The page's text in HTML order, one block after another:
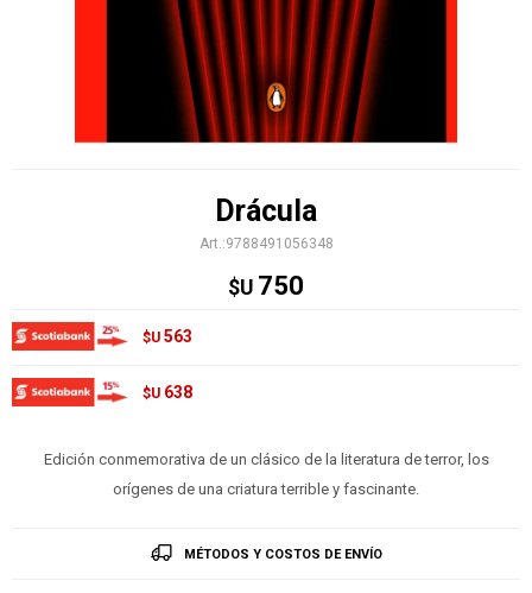
Drácula
9788491056348
$U 750
$U 563
$U 638
Edición conmemorativa de un clásico de la literatura de terror, los
orígenes de una criatura terrible y fascinante.
MÉTODOS Y COSTOS DE ENVÍO